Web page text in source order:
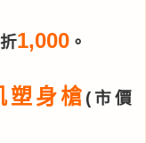
1,000 。
塑身槍 (市價